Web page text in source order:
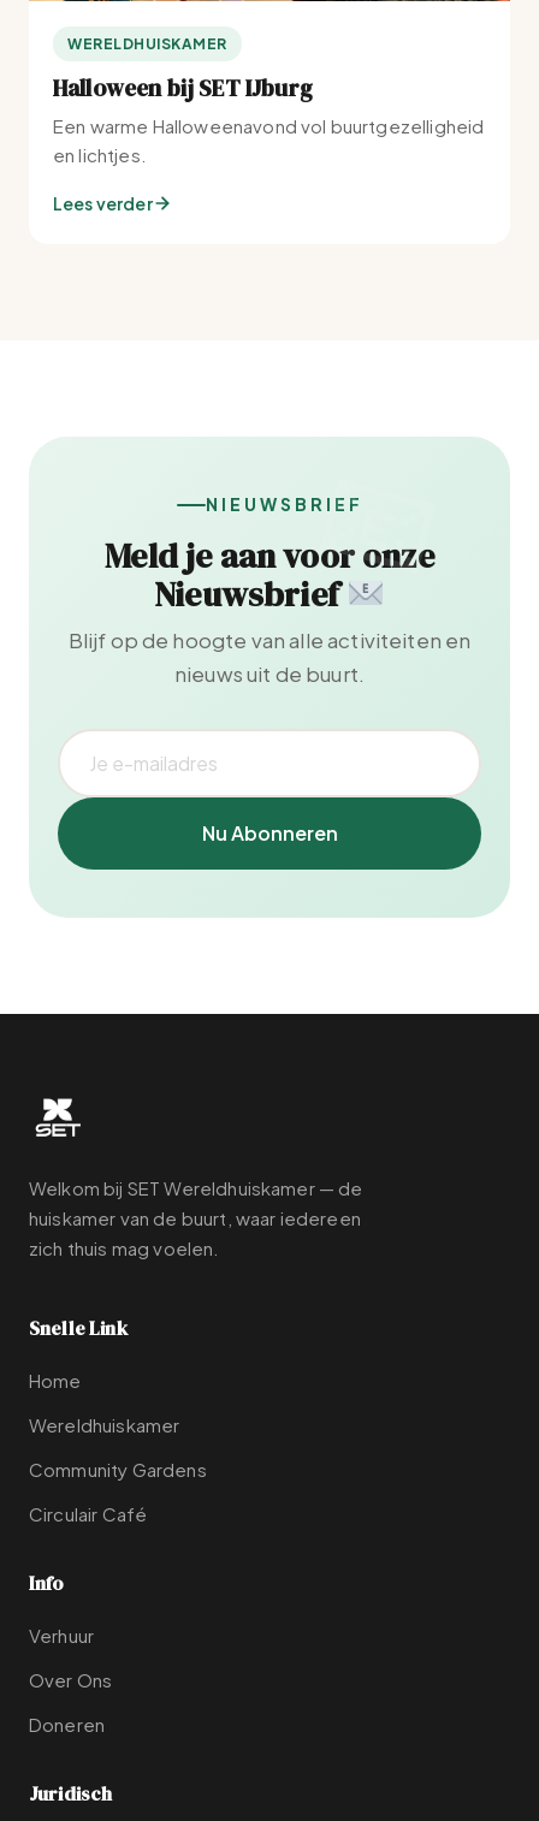
WERELDHUISKAMER
Halloween bij SET IJburg
Een warme Halloweenavond vol buurtgezelligheid
en lichtjes.
Lees verder
NIEUWSBRIEF
Meld je aan voor onze
Nieuwsbrief
Blijf op de hoogte van alle activiteiten en
nieuws uit de buurt.
Nu Abonneren
Welkom bij SET Wereldhuiskamer — de
huiskamer van de buurt, waar iedereen
zich thuis mag voelen.
Snelle Link
Home
Wereldhuiskamer
Community Gardens
Circulair Café
Info
Verhuur
Over Ons
Doneren
Juridisch